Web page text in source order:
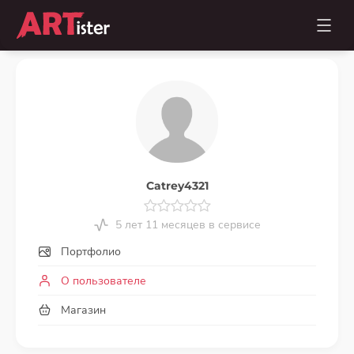
Catrey4321
5 лет 11 месяцев в сервисе
Портфолио
О пользователе
Магазин